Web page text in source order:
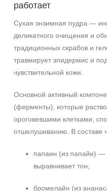
Результат
Обновление клеток
Ровный тон
Сияние
Декольте
Лицо
Шея
Объём
150 мл
работает
Сухая энзимная пудра —
деликатного очищения и
традиционных скрабов и
травмирует эпидермис и
чувствительной кожи.
Основной активный
(ферменты), которые
ороговевшими клетками,
отшелушиванию. В составе
папаин (из папайи) —
выравнивает тон;
бромелайн (из